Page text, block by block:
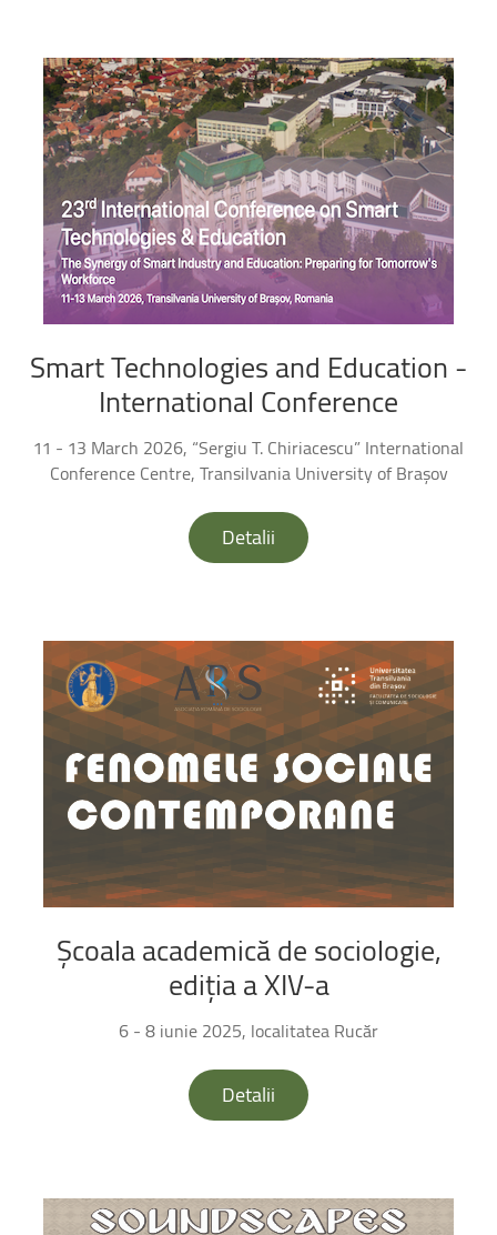
SmartTechnologies and Education -
International Conference
11 - 13 March 2026, “Sergiu T. Chiriacescu” International
Conference Centre, Transilvania University of Brașov
Detalii
Școalaacademicăde sociologie,
edițiaaXIV-a
6 - 8 iunie 2025, localitatea Rucăr
Detalii